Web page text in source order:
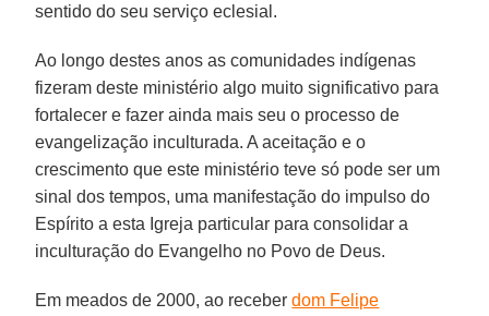
sentido do seu serviço eclesial.
Ao longo destes anos as comunidades indígenas
fizeram deste ministério algo muito significativo para
fortalecer e fazer ainda mais seu o processo de
evangelização inculturada. A aceitação e o
crescimento que este ministério teve só pode ser um
sinal dos tempos, uma manifestação do impulso do
Espírito a esta Igreja particular para consolidar a
inculturação do Evangelho no Povo de Deus.
Em meados de 2000, ao receberdom Felipe